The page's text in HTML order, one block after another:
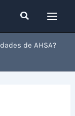
Buscar
de AHSA?